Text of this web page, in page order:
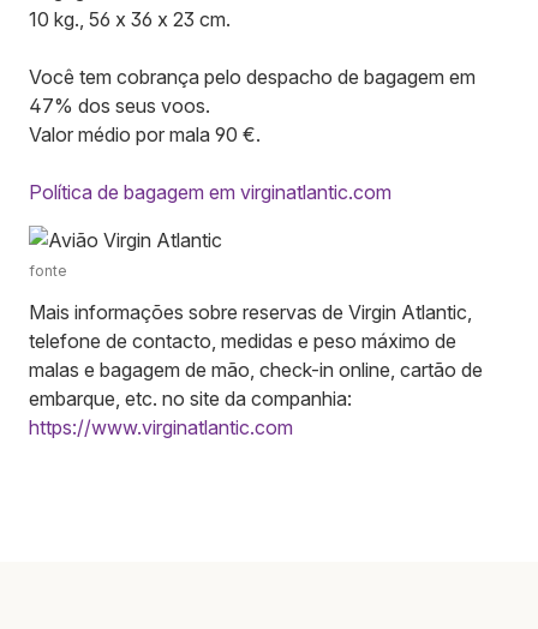
10 kg., 56 x 36 x 23 cm.
Você tem cobrança pelo despacho de bagagem em
47% dos seus voos.
Valor médio por mala 90 €.
Política de bagagem em virginatlantic.com
fonte
Mais informações sobre reservas de Virgin Atlantic,
telefone de contacto, medidas e peso máximo de
malas e bagagem de mão, check-in online, cartão de
embarque, etc. no site da companhia:
https://www.virginatlantic.com